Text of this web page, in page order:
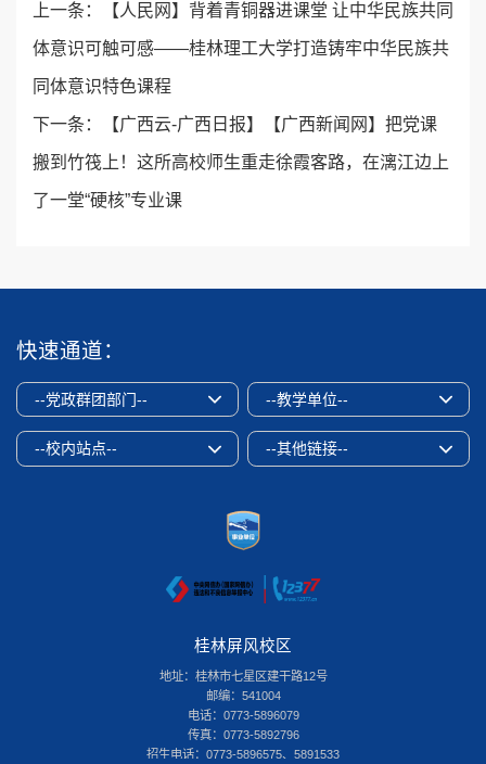
上一条： 【人民网】背着青铜器进课堂 让中华民族共同
体意识可触可感——桂林理工大学打造铸牢中华民族共
同体意识特色课程
下一条： 【广西云-广西日报】【广西新闻网】把党课
搬到竹筏上！这所高校师生重走徐霞客路，在漓江边上
了一堂“硬核”专业课
快速通道：
--党政群团部门-- --教学单位--
--校内站点-- --其他链接--
桂林屏风校区
地址：桂林市七星区建干路12号
邮编：541004
电话：0773-5896079
传真：0773-5892796
招生电话：0773-5896575、5891533